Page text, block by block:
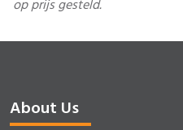
op prijs gesteld.
About Us